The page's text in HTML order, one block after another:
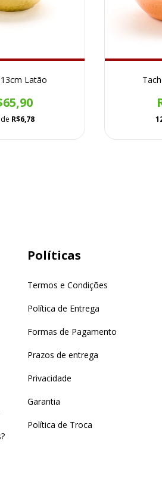
Latão
R$6,78
Políticas
Termos e Condições
Política de Entrega
Formas de Pagamento
Prazos de entrega
Privacidade
Garantia
Política de Troca